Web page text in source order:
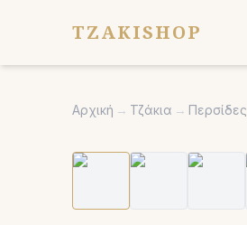
TZAKISHOP
Αρχική → Τζάκια → Περσίδες